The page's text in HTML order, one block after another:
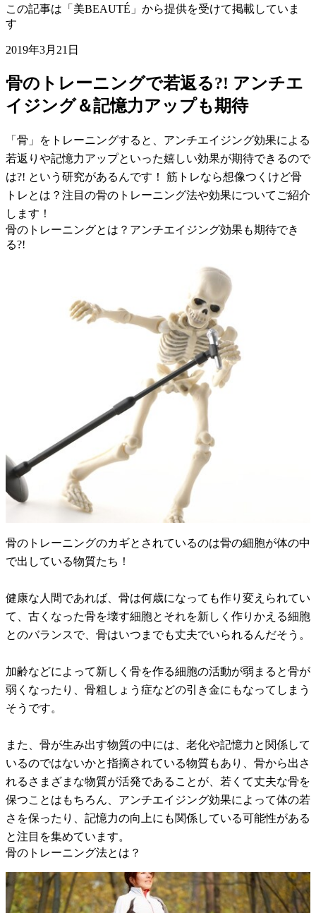
この記事は「美BEAUTÉ」から提供を受けて掲載していま
す
2019年3月21日
骨のトレーニングで若返る?! アンチエ
イジング＆記憶力アップも期待
「骨」をトレーニングすると、アンチエイジング効果による
若返りや記憶力アップといった嬉しい効果が期待できるので
は?! という研究があるんです！ 筋トレなら想像つくけど骨
トレとは？注目の骨のトレーニング法や効果についてご紹介
します！
骨のトレーニングとは？アンチエイジング効果も期待でき
る?!
骨のトレーニングのカギとされているのは骨の細胞が体の中
で出している物質たち！
健康な人間であれば、骨は何歳になっても作り変えられてい
て、古くなった骨を壊す細胞とそれを新しく作りかえる細胞
とのバランスで、骨はいつまでも丈夫でいられるんだそう。
加齢などによって新しく骨を作る細胞の活動が弱まると骨が
弱くなったり、骨粗しょう症などの引き金にもなってしまう
そうです。
また、骨が生み出す物質の中には、老化や記憶力と関係して
いるのではないかと指摘されている物質もあり、骨から出さ
れるさまざまな物質が活発であることが、若くて丈夫な骨を
保つことはもちろん、アンチエイジング効果によって体の若
さを保ったり、記憶力の向上にも関係している可能性がある
と注目を集めています。
骨のトレーニング法とは？